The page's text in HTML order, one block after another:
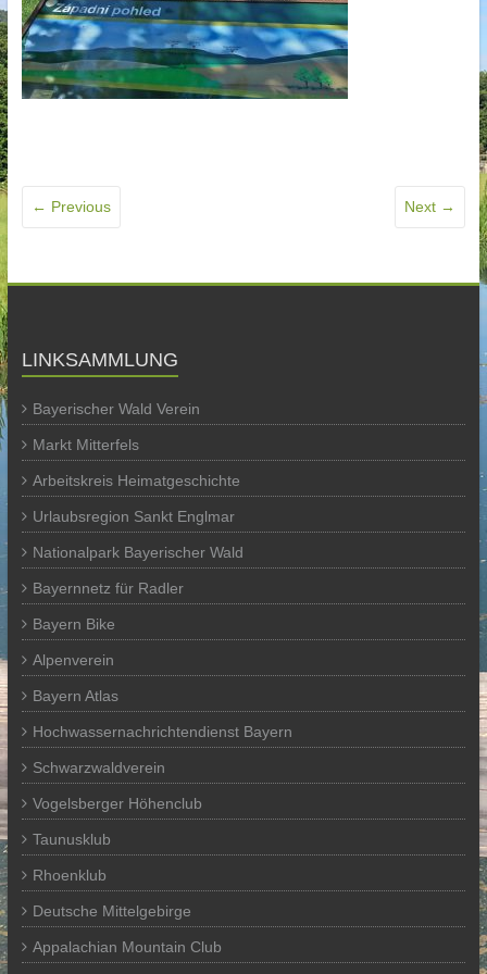
← Previous Next →
LINKSAMMLUNG
Bayerischer Wald Verein
Markt Mitterfels
Arbeitskreis Heimatgeschichte
Urlaubsregion Sankt Englmar
Nationalpark Bayerischer Wald
Bayernnetz für Radler
Bayern Bike
Alpenverein
Bayern Atlas
Hochwassernachrichtendienst Bayern
Schwarzwaldverein
Vogelsberger Höhenclub
Taunusklub
Rhoenklub
Deutsche Mittelgebirge
Appalachian Mountain Club